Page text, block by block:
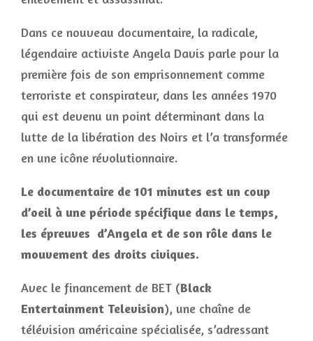
Dans ce nouveau documentaire, la radicale,
légendaire activiste Angela Davis parle pour la
première fois de son emprisonnement comme
terroriste et conspirateur, dans les années 1970
qui est devenu un point déterminant dans la
lutte de la libération des Noirs et l’a transformée
en une icône révolutionnaire.
Le documentaire de 101 minutes est un coup
d’oeil à une période spécifique dans le temps,
les épreuves d’Angela et de son rôle dans le
mouvement des droits civiques.
Avec le financement de BET (Black
Entertainment Television), une chaîne de
télévision américaine spécialisée, s’adressant